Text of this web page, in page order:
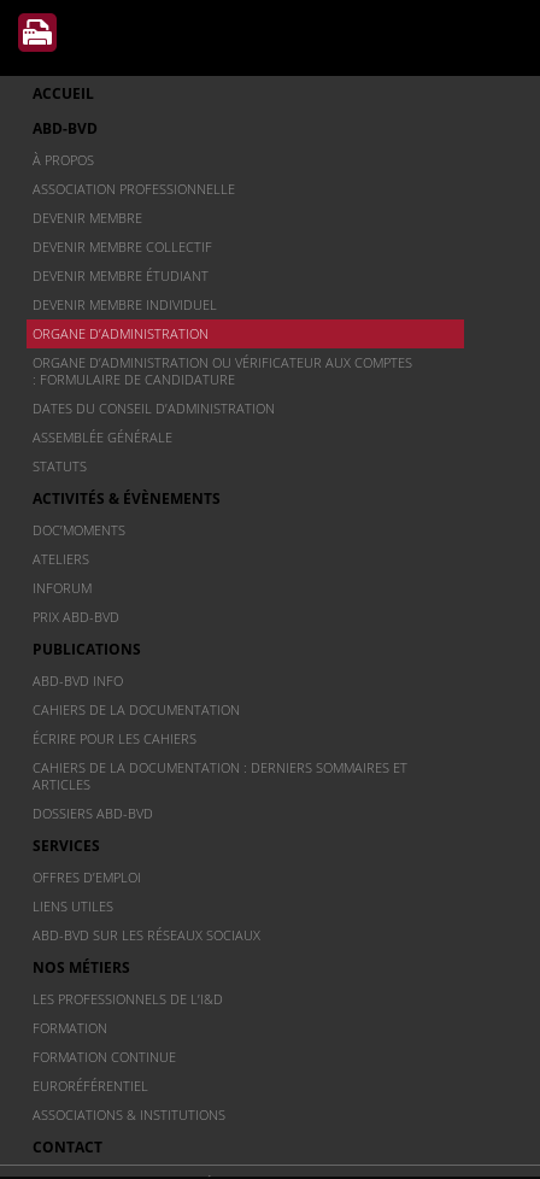
ACCUEIL
ABD-BVD
À PROPOS
ASSOCIATION PROFESSIONNELLE
DEVENIR MEMBRE
DEVENIR MEMBRE COLLECTIF
DEVENIR MEMBRE ÉTUDIANT
DEVENIR MEMBRE INDIVIDUEL
ORGANE D’ADMINISTRATION
ORGANE D’ADMINISTRATION OU VÉRIFICATEUR AUX COMPTES
: FORMULAIRE DE CANDIDATURE
DATES DU CONSEIL D’ADMINISTRATION
ASSEMBLÉE GÉNÉRALE
STATUTS
ACTIVITÉS & ÉVÈNEMENTS
DOC’MOMENTS
ATELIERS
INFORUM
PRIX ABD-BVD
PUBLICATIONS
ABD-BVD INFO
CAHIERS DE LA DOCUMENTATION
ÉCRIRE POUR LES CAHIERS
CAHIERS DE LA DOCUMENTATION : DERNIERS SOMMAIRES ET
ARTICLES
DOSSIERS ABD-BVD
SERVICES
OFFRES D’EMPLOI
LIENS UTILES
ABD-BVD SUR LES RÉSEAUX SOCIAUX
NOS MÉTIERS
LES PROFESSIONNELS DE L’I&D
FORMATION
FORMATION CONTINUE
EURORÉFÉRENTIEL
ASSOCIATIONS & INSTITUTIONS
CONTACT